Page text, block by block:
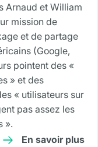
Arnaud et William
mission de
et de partage
(Google,
pointent des «
» et des
« utilisateurs sur
pas assez les
».
En savoir plus